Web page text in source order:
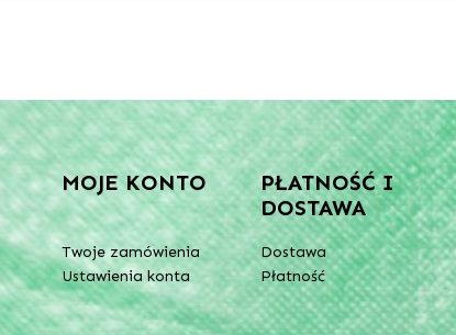
MOJE KONTO
Twoje zamówienia
Ustawienia konta
PŁATNOŚĆ I
DOSTAWA
Dostawa
Płatność